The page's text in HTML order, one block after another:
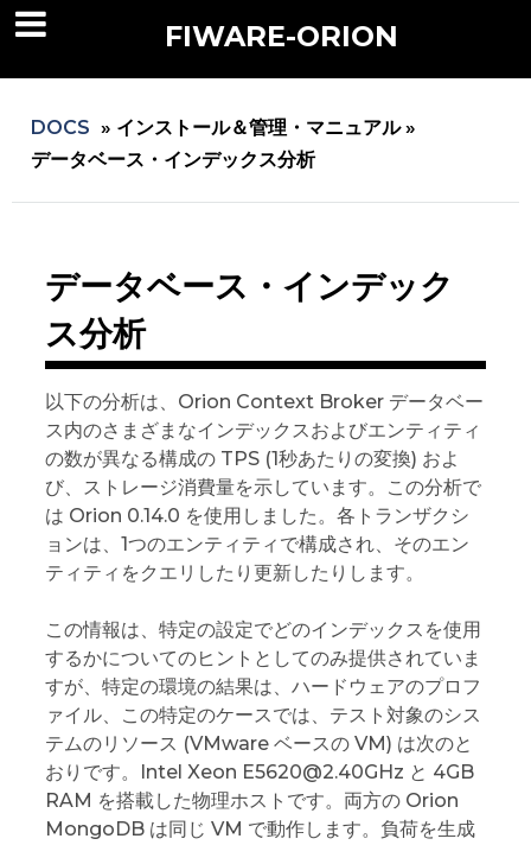
FIWARE-ORION
DOCS » インストール＆管理・マニュアル »
データベース・インデックス分析
データベース・インデック
ス分析
以下の分析は、Orion Context Broker データベー
ス内のさまざまなインデックスおよびエンティティ
の数が異なる構成の TPS (1秒あたりの変換) およ
び、ストレージ消費量を示しています。この分析で
は Orion 0.14.0 を使用しました。各トランザクシ
ョンは、1つのエンティティで構成され、そのエン
ティティをクエリしたり更新したりします。
この情報は、特定の設定でどのインデックスを使用
するかについてのヒントとしてのみ提供されていま
すが、特定の環境の結果は、ハードウェアのプロフ
ァイル、この特定のケースでは、テスト対象のシス
テムのリソース (VMware ベースの VM) は次のと
おりです。Intel Xeon E5620@2.40GHz と 4GB
RAM を搭載した物理ホストです。両方の Orion
MongoDB は同じ VM で動作します。負荷を生成